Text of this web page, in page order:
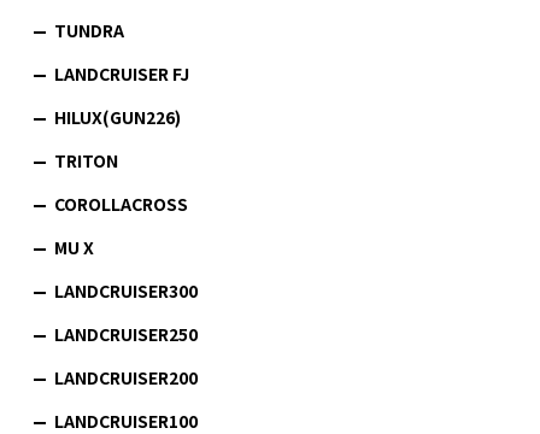
TUNDRA
LANDCRUISER FJ
HILUX(GUN226)
TRITON
COROLLACROSS
MU X
LANDCRUISER300
LANDCRUISER250
LANDCRUISER200
LANDCRUISER100